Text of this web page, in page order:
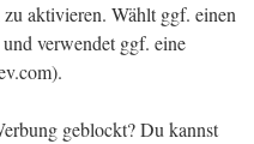
aktivieren. Wählt ggf. einen
verwendet ggf. eine
geblockt? Du kannst